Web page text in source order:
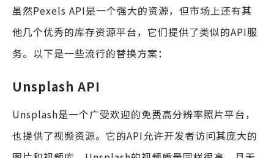
虽然Pexels API是一个强大的资源，但市场上还有其
他几个优秀的库存资源平台，它们提供了类似的API服
务。以下是一些流行的替换方案：
Unsplash API
Unsplash是一个广受欢迎的免费高分辨率照片平台，
也提供了视频资源。它的API允许开发者访问其庞大的